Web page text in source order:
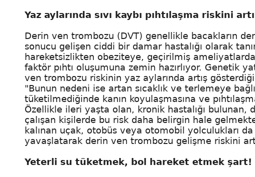
Yaz aylarında sıvı kaybı pıhtılaşma riskini
Derin ven trombozu (DVT) genellikle bacakların
sonucu gelişen ciddi bir damar hastalığı olarak
hareketsizlikten obeziteye, geçirilmiş
faktör pıhtı oluşumuna zemin hazırlıyor. Genetik
ven trombozu riskinin yaz aylarında artış
"Bunun nedeni ise artan sıcaklık ve terlemeye bağlı
tüketilmediğinde kanın koyulaşmasına ve
Özellikle ileri yaşta olan, kronik hastalığı bulunan,
çalışan kişilerde bu risk daha belirgin hale
kalınan uçak, otobüs veya otomobil yolculukları da
yavaşlatarak derin ven trombozu gelişme riskini
Yeterli su tüketmek, bol hareket etmek şart!